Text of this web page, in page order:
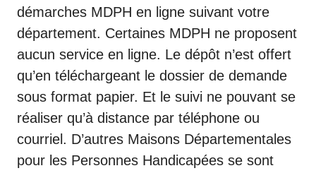
démarches MDPH en ligne suivant votre
département. Certaines MDPH ne proposent
aucun service en ligne. Le dépôt n’est offert
qu’en téléchargeant le dossier de demande
sous format papier. Et le suivi ne pouvant se
réaliser qu’à distance par téléphone ou
courriel. D’autres Maisons Départementales
pour les Personnes Handicapées se sont